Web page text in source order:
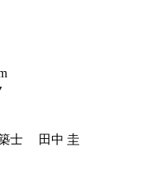
築士 田中 圭